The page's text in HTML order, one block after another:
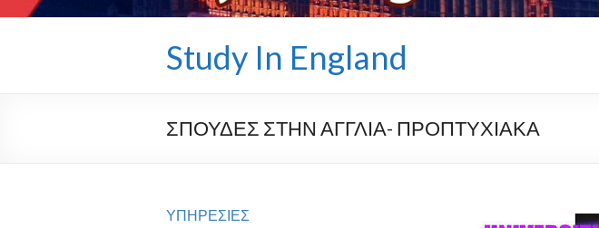
Study In England
ΣΠΟΥΔΕΣ ΣΤΗΝ ΑΓΓΛΙΑ- ΠΡΟΠΤΥΧΙΑΚΑ
ΥΠΗΡΕΣΙΕΣ